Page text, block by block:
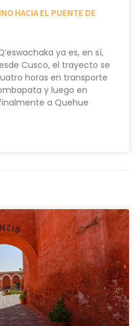
HACIA EL PUENTE DE
ya es, en sí,
Cusco, el trayecto se
horas en transporte
y luego en
a Quehue